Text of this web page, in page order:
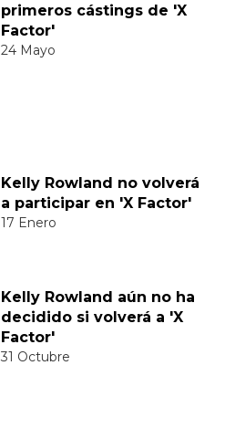
primeros cástings de 'X
Factor'
24 Mayo
Kelly Rowland no volverá
a participar en 'X Factor'
17 Enero
Kelly Rowland aún no ha
decidido si volverá a 'X
Factor'
31 Octubre